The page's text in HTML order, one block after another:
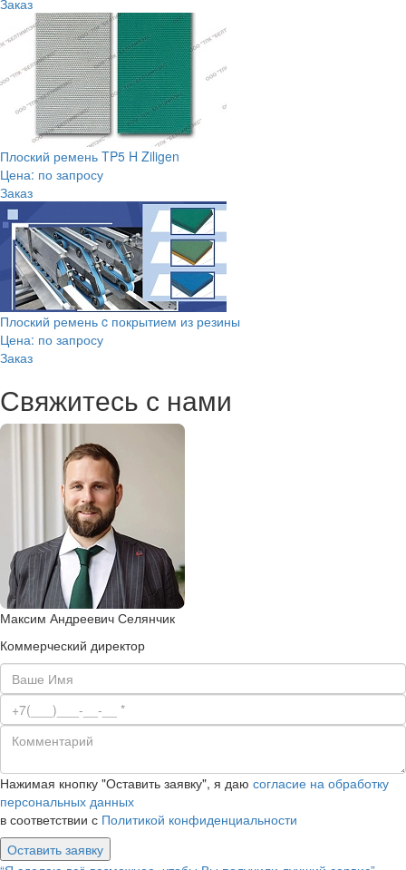
Заказ
Плоский ремень TP5 H Ziligen
Цена: по запросу
Заказ
Плоский ремень c покрытием из резины
Цена: по запросу
Заказ
Свяжитесь с нами
Максим Андреевич Селянчик
Коммерческий директор
Нажимая кнопку "Оставить заявку", я даю согласие на обработку
персональных данных
в соответствии с Политикой конфиденциальности
Оставить заявку